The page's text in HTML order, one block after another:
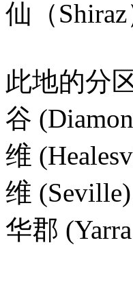
仙（Shiraz
此地的分
谷
维
维
华郡